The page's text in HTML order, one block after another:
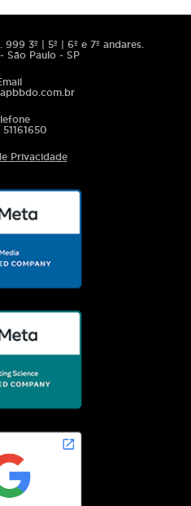
3º | 5º | 6º e 7º andares.
Paulo - SP
51161650
Privacidade